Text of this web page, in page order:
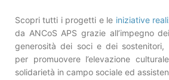
Scopri tutti i progetti e le iniziative
da ANCoS APS grazie all’impegno
generosità dei soci e dei sostenitori,
per promuovere l’elevazione
solidarietà in campo sociale ed